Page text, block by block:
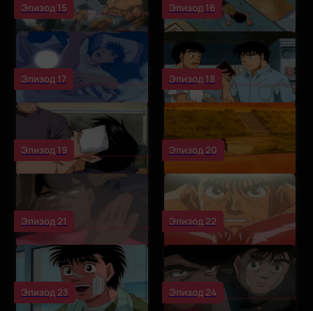
Эпизод 15 Эпизод 16
Эпизод 17 Эпизод 18
Эпизод 19 Эпизод 20
Эпизод 21 Эпизод 22
Эпизод 23 Эпизод 24